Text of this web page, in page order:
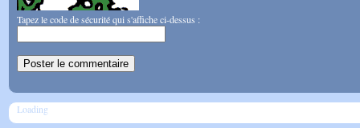
Tapez le code de sécurité qui s'affiche ci-dessus :
Loading